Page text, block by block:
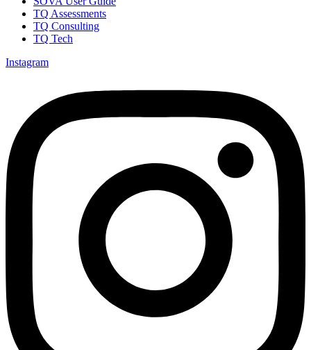
TQ Assessments
TQ Consulting
TQ Tech
Instagram